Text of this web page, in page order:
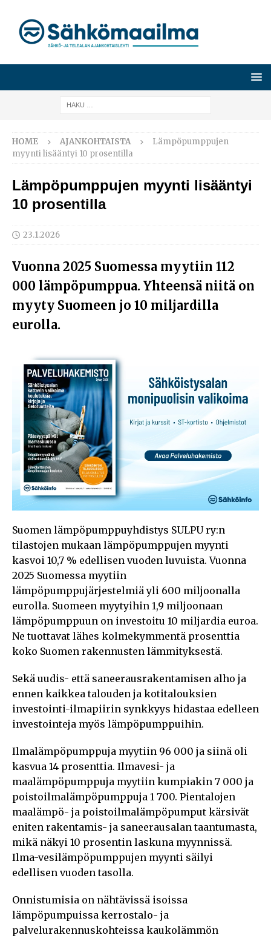
HOME AJANKOHTAISTA
Lämpöpumppujen
myynti lisääntyi 10 prosentilla
Lämpöpumppujen myynti lisääntyi
10 prosentilla
23.1.2026
Vuonna 2025 Suomessa myytiin 112
000 lämpöpumppua. Yhteensä niitä on
myyty Suomeen jo 10 miljardilla
eurolla.
Suomen lämpöpumppuyhdistys SULPU ry:n
tilastojen mukaan lämpöpumppujen myynti
kasvoi 10,7 % edellisen vuoden luvuista. Vuonna
2025 Suomessa myytiin
lämpöpumppujärjestelmiä yli 600 miljoonalla
eurolla. Suomeen myytyihin 1,9 miljoonaan
lämpöpumppuun on investoitu 10 miljardia euroa.
Ne tuottavat lähes kolmekymmentä prosenttia
koko Suomen rakennusten lämmityksestä.
Sekä uudis- että saneerausrakentamisen alho ja
ennen kaikkea talouden ja kotitalouksien
investointi-ilmapiirin synkkyys hidastaa edelleen
investointeja myös lämpöpumppuihin.
Ilmalämpöpumppuja myytiin 96 000 ja siinä oli
kasvua 14 prosenttia. Ilmavesi- ja
maalämpöpumppuja myytiin kumpiakin 7 000 ja
poistoilmalämpöpumppuja 1 700. Pientalojen
maalämpö- ja poistoilmalämpöpumput kärsivät
eniten rakentamis- ja saneerausalan taantumasta,
mikä näkyi 10 prosentin laskuna myynnissä.
Ilma-vesilämpöpumppujen myynti säilyi
edellisen vuoden tasolla.
Onnistumisia on nähtävissä isoissa
lämpöpumpuissa kerrostalo- ja
palvelurakennuskohteissa kaukolämmön